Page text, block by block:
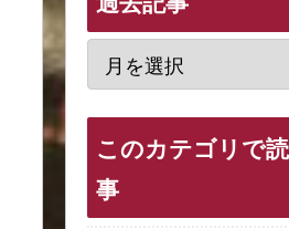
このカテゴリで
事